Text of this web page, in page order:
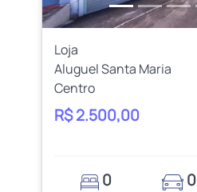
Loja
Aluguel Santa Maria
Centro
R$ 2.500,00
0 0